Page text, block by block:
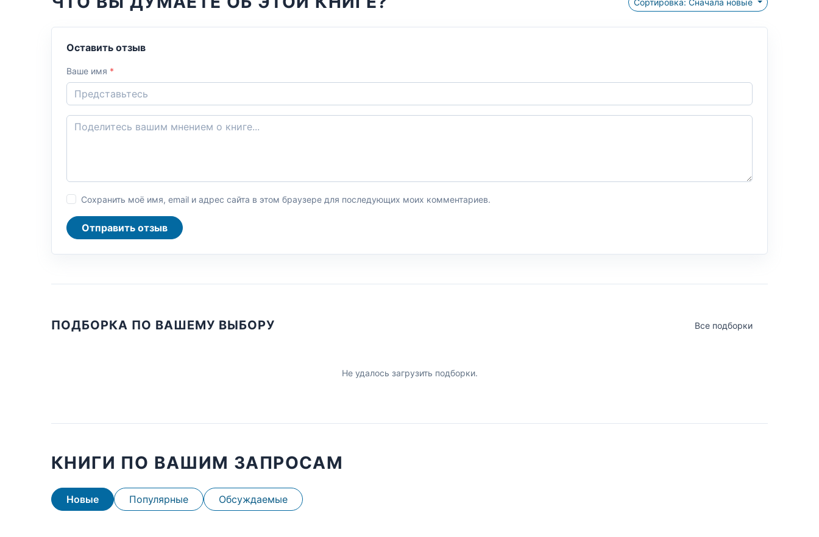
Оставить отзыв
Ваше имя *
Сохранить моё имя, email и адрес сайта в этом браузере для последующих моих комментариев.
Отправить отзыв
ПОДБОРКА ПО ВАШЕМУ ВЫБОРУ Все подборки
Не удалось загрузить подборки.
КНИГИ ПО ВАШИМ ЗАПРОСАМ
Новые Популярные Обсуждаемые